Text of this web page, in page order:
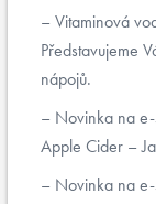
Vitaminová
Představujeme
nápojů.
Novinka na
Apple Cider –
Novinka na